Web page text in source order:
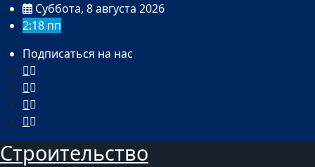
ПерейтиСуббота, 8 августа 2026
2:18 пп
Подписаться на нас
Строительство